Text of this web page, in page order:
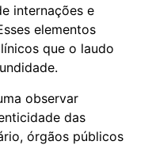
internações e
elementos
que o laudo
observar
das
órgãos públicos